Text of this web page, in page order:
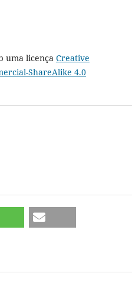
uma licença Creative
ShareAlike 4.0